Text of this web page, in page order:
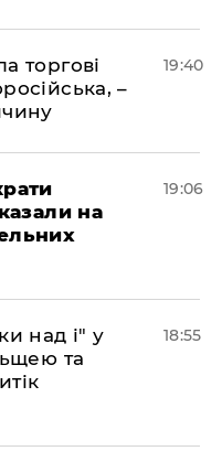
торгові
–
19:40
на
19:06
над і" у
та
18:55